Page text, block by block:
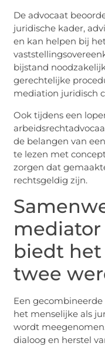
De advocaat
juridische kader,
en kan helpen bij
bijstand
gerechtelijke
mediation juridisch
Ook tijdens een
de belangen van
te lezen met
zorgen dat
rechtsgeldig zijn.
biedt het
twee
Een
het menselijke als
wordt
dialoog en herstel